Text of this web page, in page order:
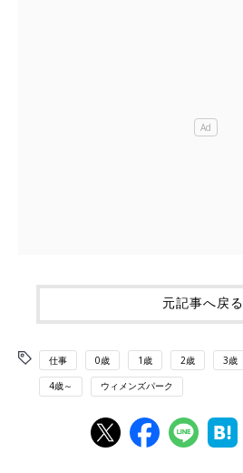
元記事へ戻る
仕事 0歳 1歳 2歳 3歳
4歳～ ウィメンズパーク